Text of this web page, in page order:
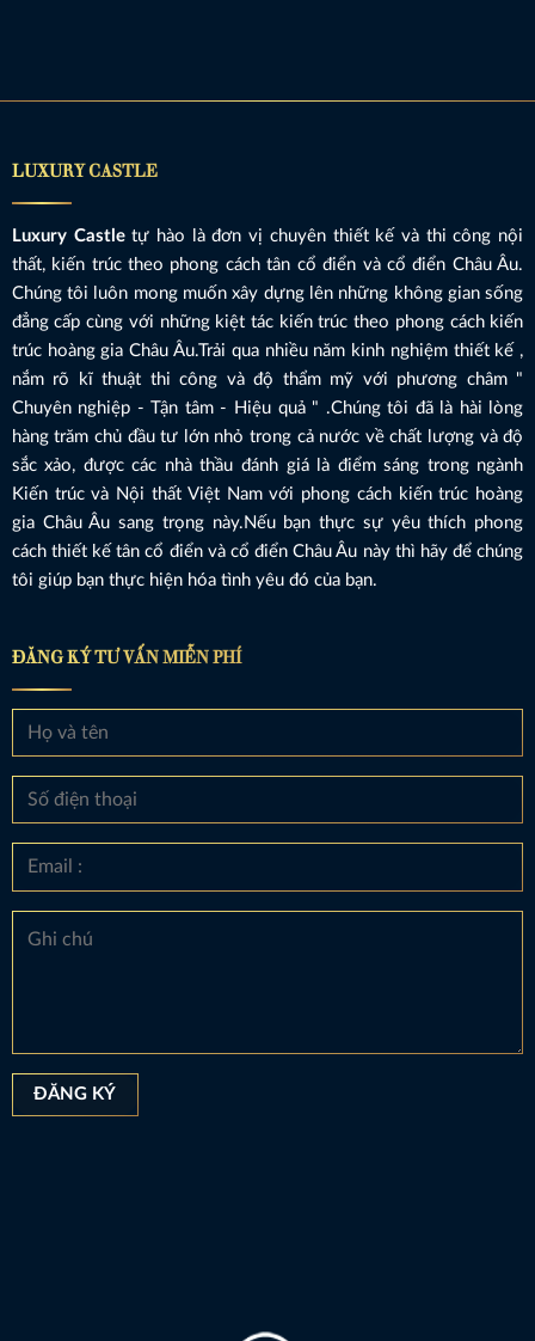
LUXURY CASTLE
Luxury Castletự hào là đơn vị chuyên thiết kế và thi công nội
thất, kiến trúc theo phong cách tân cổ điển và cổ điển Châu Âu.
Chúng tôi luôn mong muốn xây dựng lên những không gian sống
đẳng cấp cùng với những kiệt tác kiến trúc theo phong cách kiến
trúc hoàng gia Châu Âu.Trải qua nhiều năm kinh nghiệm thiết kế ,
nắm rõ kĩ thuật thi công và độ thẩm mỹ với phương châm "
Chuyên nghiệp - Tận tâm - Hiệu quả " .Chúng tôi đã là hài lòng
hàng trăm chủ đầu tư lớn nhỏ trong cả nước về chất lượng và độ
sắc xảo, được các nhà thầu đánh giá là điểm sáng trong ngành
Kiến trúc và Nội thất Việt Nam với phong cách kiến trúc hoàng
gia Châu Âu sang trọng này.Nếu bạn thực sự yêu thích phong
cách thiết kế tân cổ điển và cổ điển Châu Âu này thì hãy để chúng
tôi giúp bạn thực hiện hóa tình yêu đó của bạn.
ĐĂNG KÝ TƯ VẤN MIỄN PHÍ